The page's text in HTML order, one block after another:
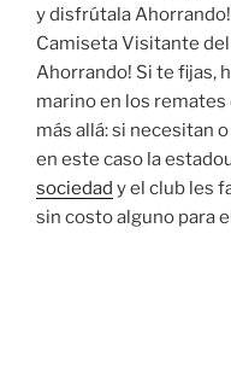
y disfrútala
Camiseta Visitante
Ahorrando! Si te fijas,
marino en los remates
más allá: si necesitan
en este caso la
sociedad y el club les
sin costo alguno para